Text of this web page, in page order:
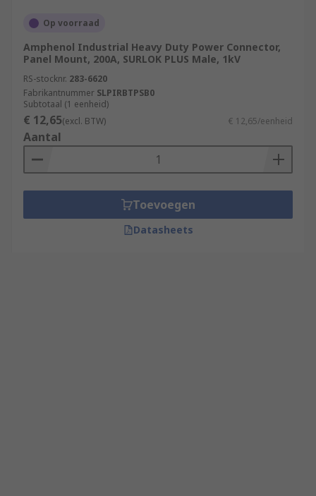
Op voorraad
Amphenol Industrial Heavy Duty Power Connector,
Panel Mount, 200A, SURLOK PLUS Male, 1kV
RS-stocknr. 283-6620
Fabrikantnummer SLPIRBTPSB0
Subtotaal (1 eenheid)
€ 12,65(excl. BTW) € 12,65/eenheid
Aantal
Toevoegen
Datasheets